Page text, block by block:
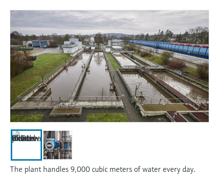
通过产品筛选，选择测量仪表
通过产品特性查找适当的测量设备、软件或
系统组件。
Applicator 选型和计算软件
通过应用参数查找、选择并配置产品
Device Viewer
查找产品具体信息和文档
备件查找工具
您可通过产品型号、订单代码或序列号，轻
伺服液位测量
机电式物位测量
微波限位栅物位测量
Level measurement with pressure
选购全部
营养盐分析仪和传感器
金属分析仪
光度计
微波传输测量原理
Memosens数字技术
选购全部
选购全部
所有行业的关注焦点
工业领域的可持续发展解决方案
数字化驱动流程工业转型升级
决策级过程透明度，赋能卓越运营
The plant handles 9,000 cubic meters of water every day.